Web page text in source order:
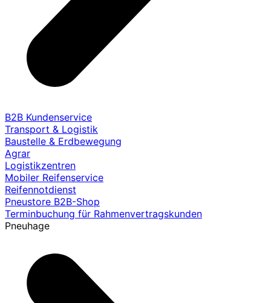
B2B Kundenservice
Transport & Logistik
Baustelle & Erdbewegung
Agrar
Logistikzentren
Mobiler Reifenservice
Reifennotdienst
Pneustore B2B-Shop
Terminbuchung für Rahmenvertragskunden
Pneuhage